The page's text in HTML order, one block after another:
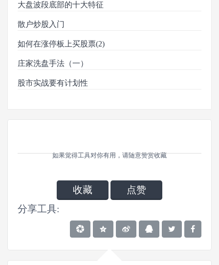
大盘波段底部的十大特征
散户炒股入门
如何在涨停板上买股票(2)
庄家洗盘手法（一）
股市实战要有计划性
如果觉得工具对你有用，请随意赞赏收藏
收藏
点赞
分享工具: